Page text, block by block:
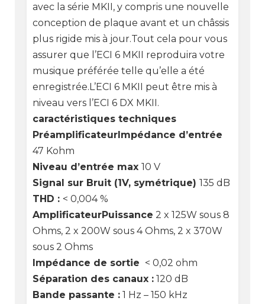
avec la série MKII, y compris une nouvelle
conception de plaque avant et un châssis
plus rigide mis à jour.Tout cela pour vous
assurer que l’ECI 6 MKII reproduira votre
musique préférée telle qu’elle a été
enregistrée.L’ECI 6 MKII peut être mis à
niveau vers l’ECI 6 DX MKII.
caractéristiques techniques
PréamplificateurImpédance d’entrée
47 Kohm
Niveau d’entrée max 10 V
Signal sur Bruit (1V, symétrique) 135 dB
THD : < 0,004 %
AmplificateurPuissance 2 x 125W sous 8
Ohms, 2 x 200W sous 4 Ohms, 2 x 370W
sous 2 Ohms
Impédance de sortie < 0,02 ohm
Séparation des canaux :120 dB
Bande passante :1 Hz – 150 kHz